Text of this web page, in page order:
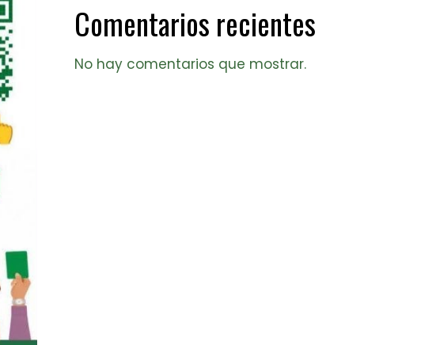
Comentarios recientes
No hay comentarios que mostrar.